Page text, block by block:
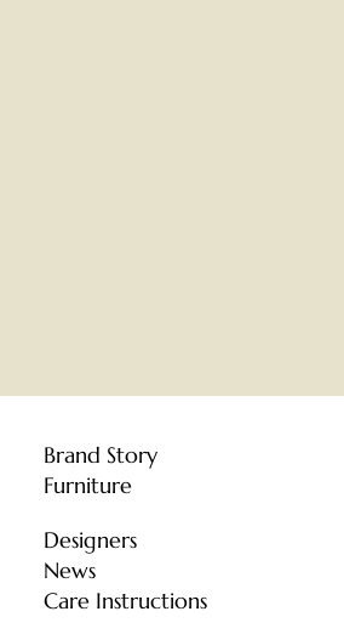
Brand Story
Furniture
Designers
News
Care Instructions